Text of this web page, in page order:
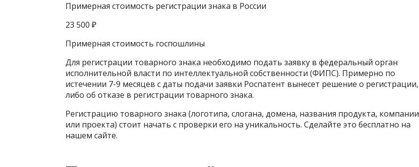
Примерная стоимость регистрации знака в России
23 500 ₽
Примерная стоимость госпошлины
Для регистрации товарного знака необходимо подать заявку в федеральный орган
исполнительной власти по интеллектуальной собственности (ФИПС). Примерно по
истечении 7-9 месяцев с даты подачи заявки Роспатент вынесет решение о регистрации,
либо об отказе в регистрации товарного знака.
Регистрацию товарного знака (логотипа, слогана, домена, названия продукта, компании
или проекта) стоит начать с проверки его на уникальность. Сделайте это бесплатно на
нашем сайте.